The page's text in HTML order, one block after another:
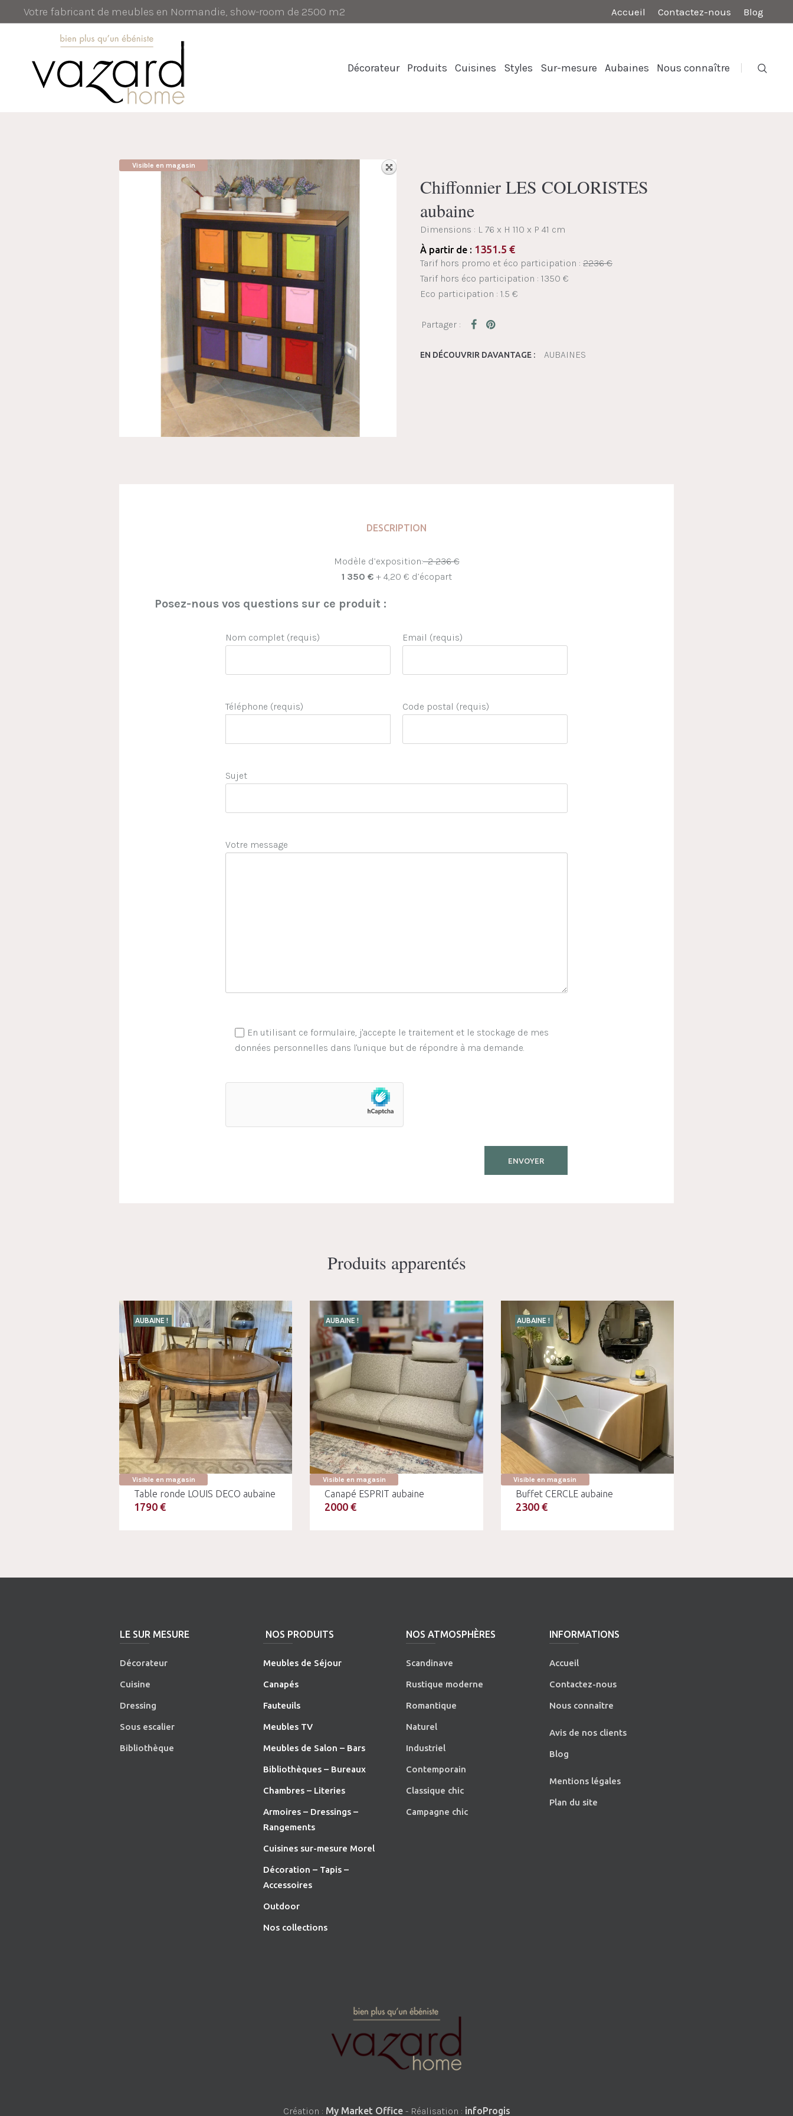
Accueil Contactez-nous Blog
Votre fabricant de meubles en Normandie, show-room de 2500 m2
Décorateur Produits Cuisines Styles Sur-mesure Aubaines Nous connaître
Visible en magasin
Chiffonnier LES COLORISTES
aubaine
Dimensions : L 76 x H 110 x P 41 cm
À partir de : 1351.5 €
Tarif hors promo et éco participation : 2236 €
Tarif hors éco participation : 1350 €
Eco participation : 1.5 €
EN DÉCOUVRIR DAVANTAGE : AUBAINES
DESCRIPTION
Modèle d’exposition:2 236 €
1 350 €+ 4,20 € d’écopart
Posez-nous vos questions sur ce produit :
Nom complet (requis) Email (requis)
Téléphone (requis) Code postal (requis)
Sujet
Votre message
En utilisant ce formulaire, j'accepte le traitement et le stockage de mes
données personnelles dans l'unique but de répondre à ma demande.
Produits apparentés
AUBAINE !
Visible en magasin
Table ronde LOUIS DECO aubaine
1790 €
AUBAINE !
Visible en magasin
Canapé ESPRIT aubaine
2000 €
AUBAINE !
Visible en magasin
Buffet CERCLE aubaine
2300 €
LE SUR MESURE
Décorateur
Cuisine
Dressing
Sous escalier
Bibliothèque
NOS PRODUITS
Meubles de Séjour
Canapés
Fauteuils
Meubles TV
Meubles de Salon – Bars
Bibliothèques – Bureaux
Chambres – Literies
Armoires – Dressings –
Rangements
Cuisines sur-mesure Morel
Décoration – Tapis –
Accessoires
Outdoor
Nos collections
NOS ATMOSPHÈRES
Scandinave
Rustique moderne
Romantique
Naturel
Industriel
Contemporain
Classique chic
Campagne chic
INFORMATIONS
Accueil
Contactez-nous
Nous connaître
Avis de nos clients
Blog
Mentions légales
Plan du site
Création : My Market Office- Réalisation : infoProgis